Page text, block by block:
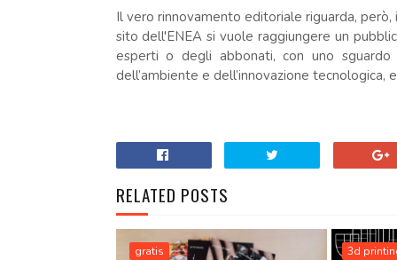
Il vero rinnovamento editoriale riguarda,
sito dell'ENEA si vuole raggiungere un
esperti o degli abbonati, con uno
dell’ambiente e dell’innovazione tecnologica,
RELATED POSTS
gratis 3d